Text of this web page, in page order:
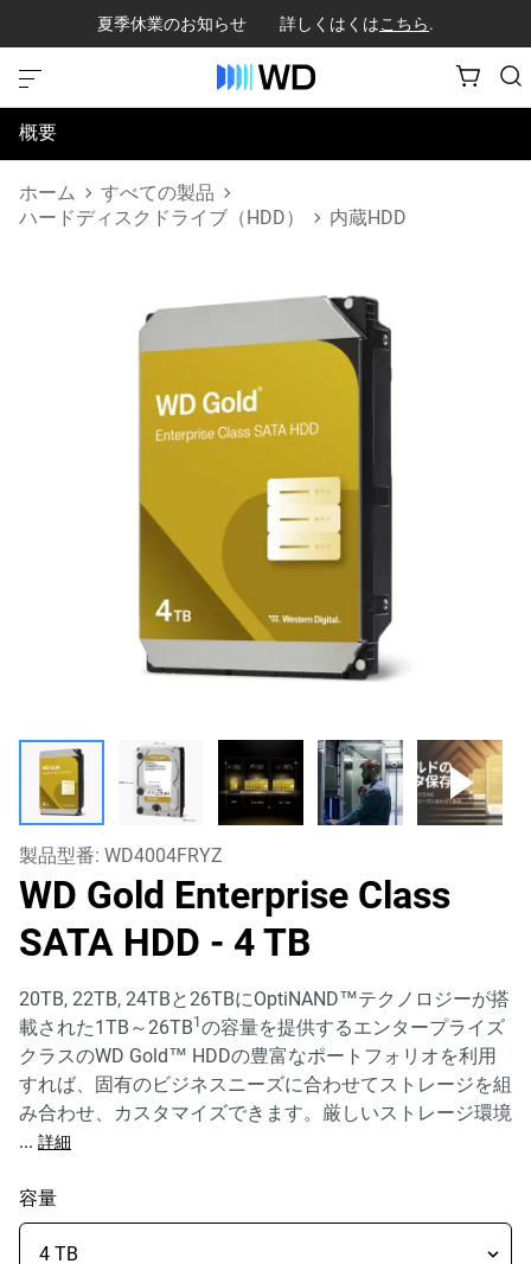
夏季休業のお知らせ 詳しくはくはこちら.
概要
仕様
ホーム
すべての製品
ハードディスクドライブ（HDD）
内蔵HDD
製品型番: WD4004FRYZ
WD Gold Enterprise Class
SATA HDD - 4 TB
20TB, 22TB, 24TBと26TBにOptiNAND™テクノロジーが搭
載された1TB～26TB1 の容量を提供するエンタープライズ
クラスのWD Gold™ HDDの豊富なポートフォリオを利用
すれば、固有のビジネスニーズに合わせてストレージを組
み合わせ、カスタマイズできます。厳しいストレージ環境
... 詳細
容量